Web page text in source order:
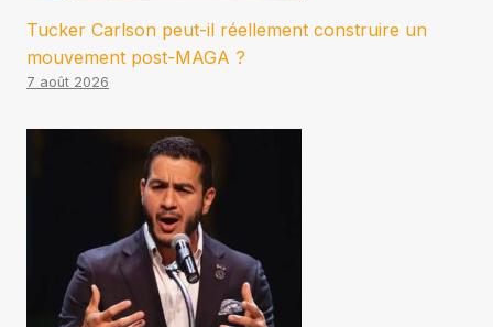
Tucker Carlson peut-il réellement construire un
mouvement post-MAGA ?
7 août 2026